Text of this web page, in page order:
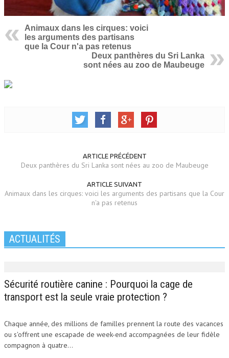
Animaux dans les cirques: voici
les arguments des partisans
que la Cour n'a pas retenus
Deux panthères du Sri Lanka
sont nées au zoo de Maubeuge
ARTICLE PRÉCÉDENT
Deux panthères du Sri Lanka sont nées au zoo de Maubeuge
ARTICLE SUIVANT
Animaux dans les cirques: voici les arguments des partisans que la Cour
n'a pas retenus
ACTUALITÉS
Sécurité routière canine : Pourquoi la cage de
transport est la seule vraie protection ?
Chaque année, des millions de familles prennent la route des vacances
ou s'offrent une escapade de week-end accompagnées de leur fidèle
compagnon à quatre...